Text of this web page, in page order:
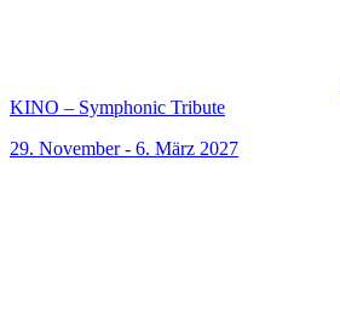
KINO – Symphonic Tribute
29. November - 6. März 2027